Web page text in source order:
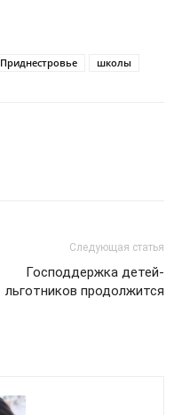
Приднестровье школы
Следующая статья
Господдержка детей-
льготников продолжится